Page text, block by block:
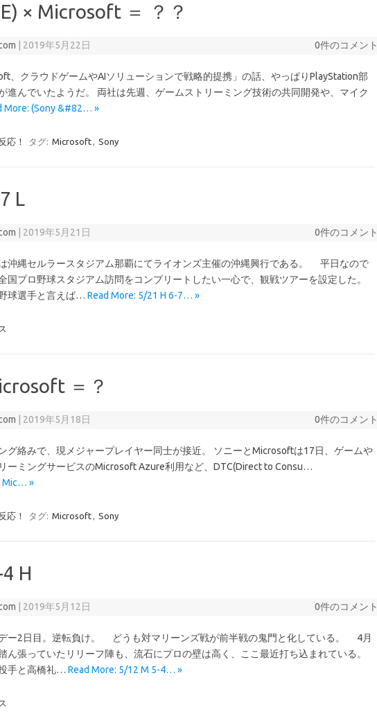
× Microsoft ＝ ？？
2019年5月22日 0件のコメント
、クラウドゲームやAIソリューションで戦略的提携」の話、やっぱりPlayStation部
進んでいたようだ。 両社は先週、ゲームストリーミング技術の共同開発や、マイク
More: (Sony &#82… »
応！ タグ: Microsoft, Sony
L
2019年5月21日 0件のコメント
沖縄セルラースタジアム那覇にてライオンズ主催の沖縄興行である。 平日なので
国プロ野球スタジアム訪問をコンプリートしたい一心で、観戦ツアーを設定した。
球選手と言えば… Read More: 5/21 H 6-7… »
＝？
2019年5月18日 0件のコメント
グ絡みで、現メジャープレイヤー同士が接近。 ソニーとMicrosoftは17日、ゲームや
ーミングサービスのMicrosoft Azure利用など、DTC(Direct to Consu…
Mic… »
応！ タグ: Microsoft, Sony
H
2019年5月12日 0件のコメント
ー2日目。逆転負け。 どうも対マリーンズ戦が前半戦の鬼門と化している。 4月
ん張っていたリリーフ陣も、流石にプロの壁は高く、ここ最近打ち込まれている。
手と高橋礼… Read More: 5/12 M 5-4… »